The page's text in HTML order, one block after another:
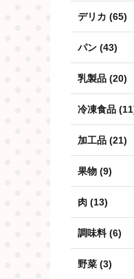
デリカ (65)
パン (43)
乳製品 (20)
冷凍食品
加工品 (21)
果物 (9)
肉 (13)
調味料 (6)
野菜 (3)